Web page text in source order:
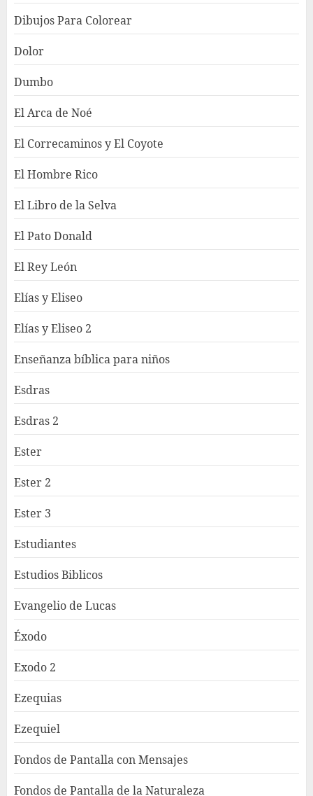
Dibujos Para Colorear
Dolor
Dumbo
El Arca de Noé
El Correcaminos y El Coyote
El Hombre Rico
El Libro de la Selva
El Pato Donald
El Rey León
Elías y Eliseo
Elías y Eliseo 2
Enseñanza bíblica para niños
Esdras
Esdras 2
Ester
Ester 2
Ester 3
Estudiantes
Estudios Biblicos
Evangelio de Lucas
Éxodo
Exodo 2
Ezequias
Ezequiel
Fondos de Pantalla con Mensajes
Fondos de Pantalla de la Naturaleza